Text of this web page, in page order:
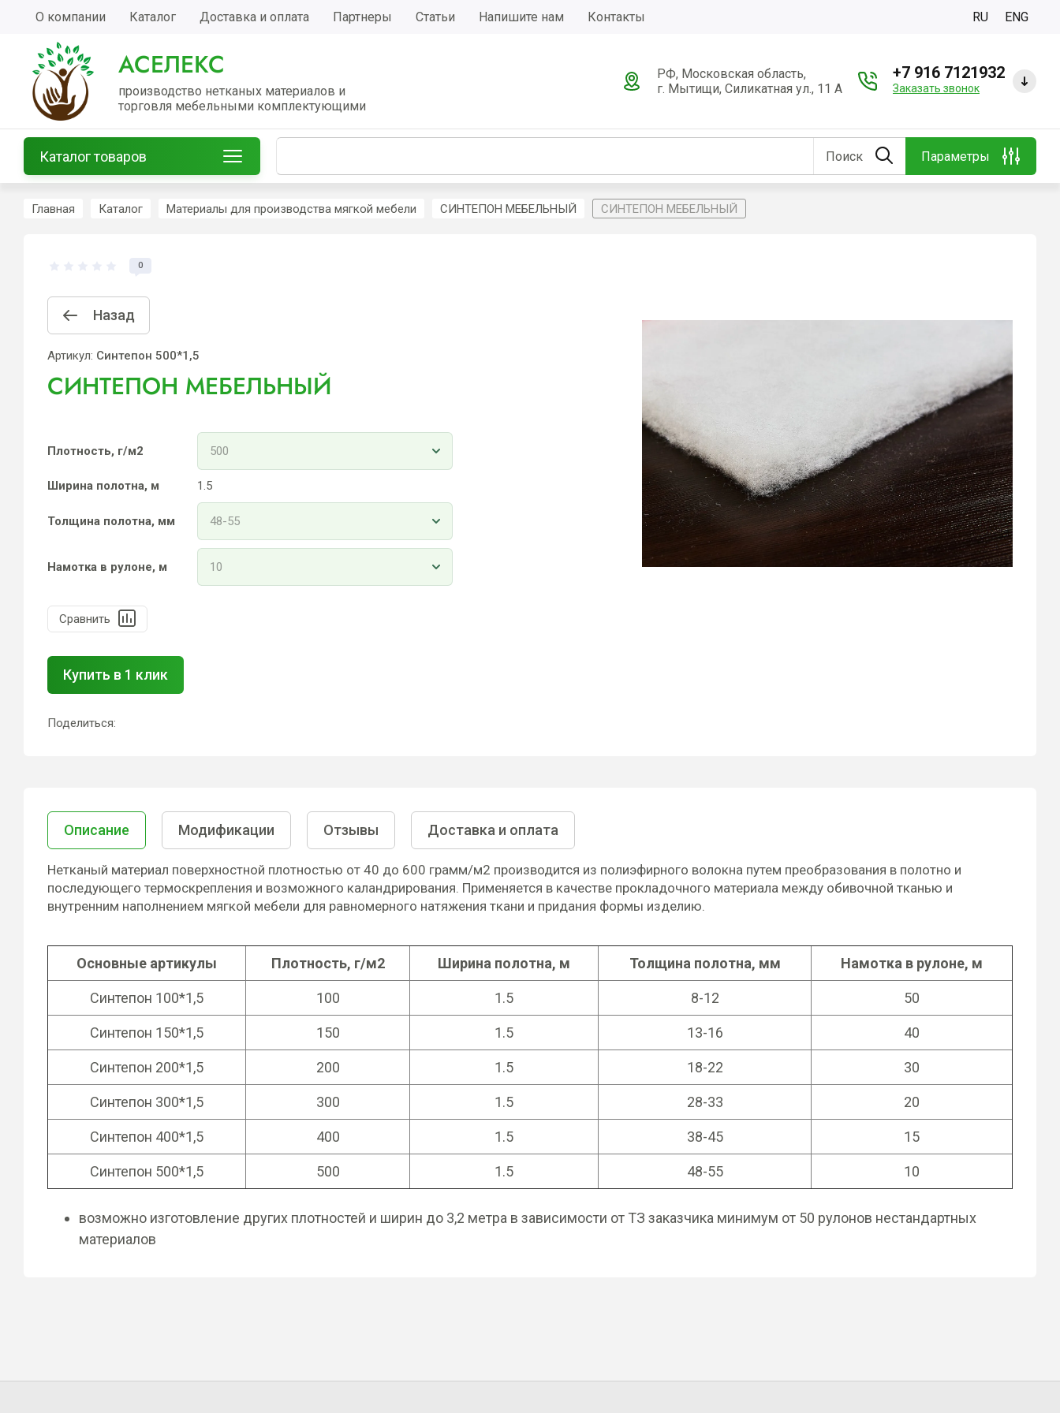
О компании Каталог Доставка и оплата Партнеры Статьи Напишите нам Контакты RU ENG
АСЕЛЕКС
производство нетканых материалов и
торговля мебельными комплектующими
РФ, Московская область,
г. Мытищи, Силикатная ул., 11 А
+7 916 7121932
Заказать звонок
Каталог товаров Поиск Параметры
Главная Каталог Материалы для производства мягкой мебели СИНТЕПОН МЕБЕЛЬНЫЙ СИНТЕПОН МЕБЕЛЬНЫЙ
0
Назад
Артикул: Синтепон 500*1,5
СИНТЕПОН МЕБЕЛЬНЫЙ
Плотность, г/м2
Ширина полотна, м 1.5
Толщина полотна, мм
Намотка в рулоне, м
Сравнить
Купить в 1 клик
Поделиться:
Описание Модификации Отзывы Доставка и оплата
Нетканый материал поверхностной плотностью от 40 до 600 грамм/м2 производится из полиэфирного волокна путем преобразования в полотно и
последующего термоскрепления и возможного каландрирования. Применяется в качестве прокладочного материала между обивочной тканью и
внутренним наполнением мягкой мебели для равномерного натяжения ткани и придания формы изделию.
Основные артикулы Плотность, г/м2 Ширина полотна, м Толщина полотна, мм Намотка в рулоне, м
Синтепон 100*1,5 100 1.5 8-12 50
Синтепон 150*1,5 150 1.5 13-16 40
Синтепон 200*1,5 200 1.5 18-22 30
Синтепон 300*1,5 300 1.5 28-33 20
Синтепон 400*1,5 400 1.5 38-45 15
Синтепон 500*1,5 500 1.5 48-55 10
возможно изготовление других плотностей и ширин до 3,2 метра в зависимости от ТЗ заказчика минимум от 50 рулонов нестандартных
материалов